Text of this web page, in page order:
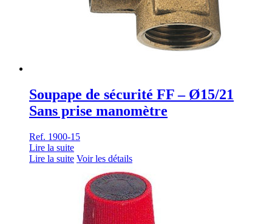
Soupape de sécurité FF – Ø15/21
Sans prise manomètre
Ref. 1900-15
Lire la suite
Lire la suite Voir les détails